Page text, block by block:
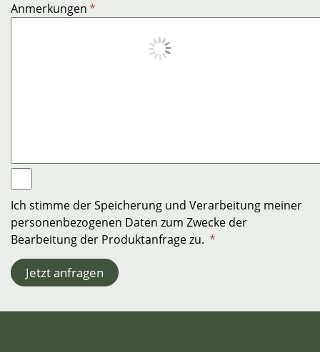
Anmerkungen*
Ich stimme der Speicherung und Verarbeitung meiner
personenbezogenen Daten zum Zwecke der
Bearbeitung der Produktanfrage zu. *
Jetzt anfragen